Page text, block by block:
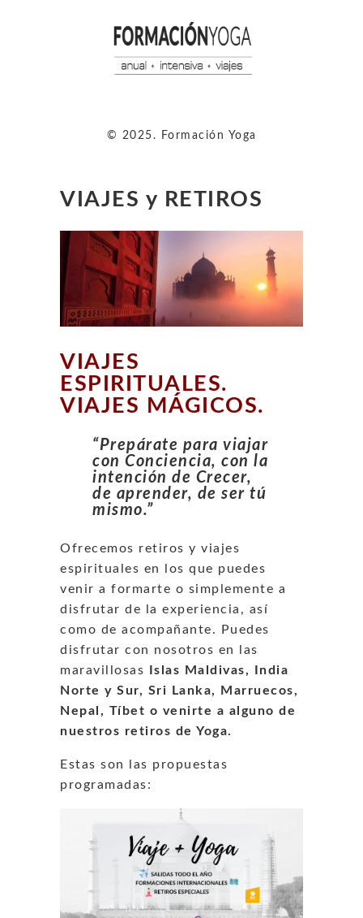
© 2025. Formación Yoga
VIAJES y RETIROS
VIAJES
ESPIRITUALES.
VIAJES MÁGICOS.
“Prepárate para viajar
con Conciencia, con la
intención de Crecer,
de aprender, de ser tú
mismo.”
Ofrecemos retiros y viajes
espirituales en los que puedes
venir a formarte o simplemente a
disfrutar de la experiencia, así
como de acompañante. Puedes
disfrutar con nosotros en las
maravillosas Islas Maldivas, India
Norte y Sur, Sri Lanka, Marruecos,
Nepal, Tíbet o venirte a alguno de
nuestros retiros de Yoga.
Estas son las propuestas
programadas: